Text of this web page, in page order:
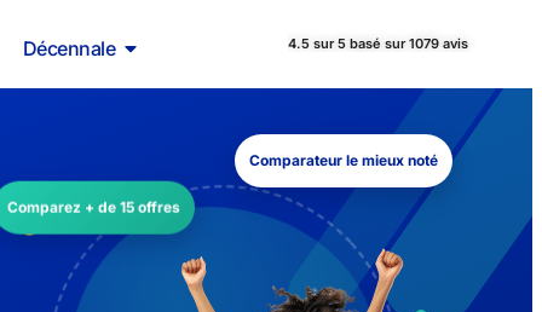
Décennale 4.5 sur 5 basé sur 1079 avis
Comparez + de 15 offres
Comparateur le mieux noté